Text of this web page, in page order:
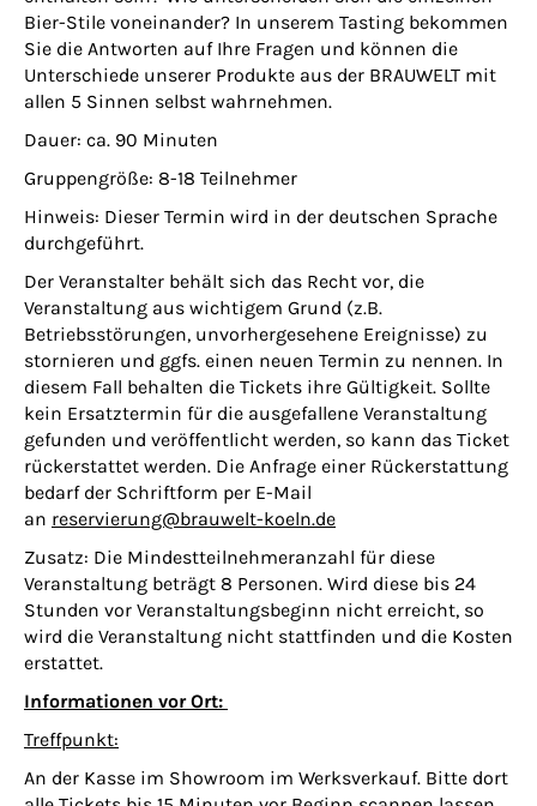
Bier-Stile voneinander? In unserem Tasting bekommen
Sie die Antworten auf Ihre Fragen und können die
Unterschiede unserer Produkte aus der BRAUWELT mit
allen 5 Sinnen selbst wahrnehmen.
Dauer: ca. 90 Minuten
Gruppengröße: 8-18 Teilnehmer
Hinweis: Dieser Termin wird in der deutschen Sprache
durchgeführt.
Der Veranstalter behält sich das Recht vor, die
Veranstaltung aus wichtigem Grund (z.B.
Betriebsstörungen, unvorhergesehene Ereignisse) zu
stornieren und ggfs. einen neuen Termin zu nennen. In
diesem Fall behalten die Tickets ihre Gültigkeit. Sollte
kein Ersatztermin für die ausgefallene Veranstaltung
gefunden und veröffentlicht werden, so kann das Ticket
rückerstattet werden. Die Anfrage einer Rückerstattung
bedarf der Schriftform per E-Mail
an reservierung@brauwelt-koeln.de
Zusatz: Die Mindestteilnehmeranzahl für diese
Veranstaltung beträgt 8 Personen. Wird diese bis 24
Stunden vor Veranstaltungsbeginn nicht erreicht, so
wird die Veranstaltung nicht stattfinden und die Kosten
erstattet.
Informationen vor Ort:
Treffpunkt:
An der Kasse im Showroom im Werksverkauf. Bitte dort